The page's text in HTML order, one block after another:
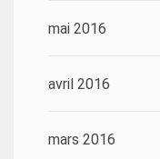
mai 2016
avril 2016
mars 2016